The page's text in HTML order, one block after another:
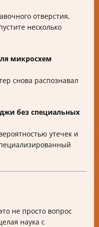
отверстия,
несколько
микросхем
снова распознавал
без специальных
утечек и
не просто вопрос
наука с